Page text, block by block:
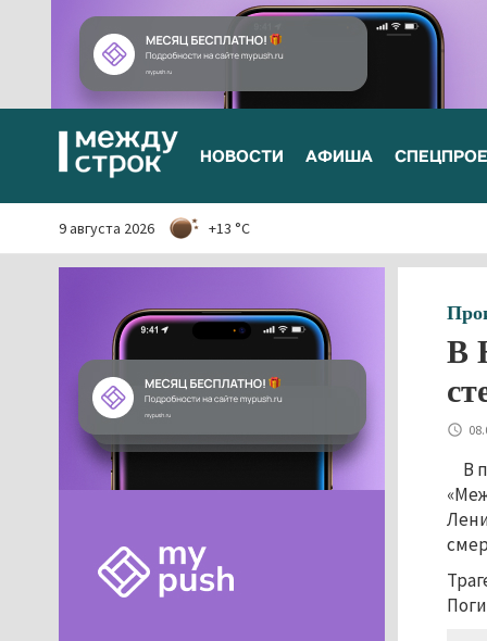
НОВОСТИ АФИША
9 августа 2026 +13 °C
В
В